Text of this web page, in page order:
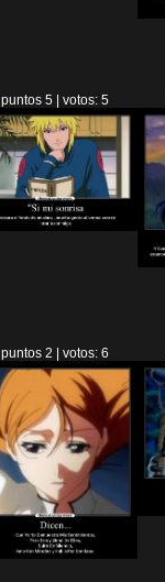
puntos 5 | votos: 5
puntos 2 | votos: 6